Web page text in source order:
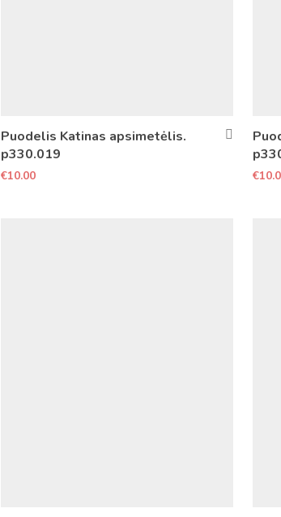
Puodelis Katinas apsimetėlis.
p330.019
€10.00 €